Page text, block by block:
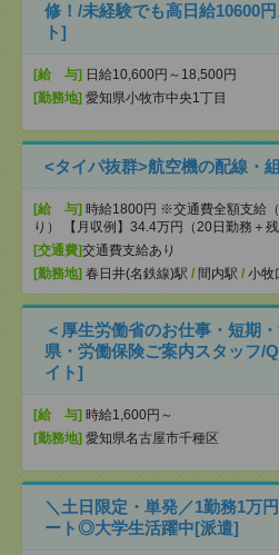
修！/未経験でも高日給10600
ト]
[給 与] 日給10,600円～18,500円
[勤務地] 愛知県小牧市中央1丁目
<タイパ抜群>航空機の配線・
[給 与] 時給1800円 ※交通費全額支給
り） 【月収例】34.4万円（20日勤務＋残
[交通費]交通費支給あり
[勤務地] 春日井(名鉄線)駅 / 間内駅 / 小牧
＜厚生労働省のお仕事・短期
県・労働保険ご案内スタッフ/
イト]
[給 与] 時給1,600円～
[勤務地] 愛知県名古屋市千種区
＼土日限定・単発／1勤務1万
ート◎大学生活躍中[派遣]